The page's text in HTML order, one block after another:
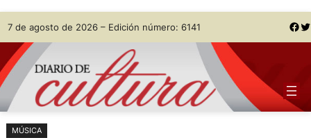
Saltar
al
contenido
Skip
to
content
7 de agosto de 2026 – Edición número: 6141 Facebook Twitter
MÚSICA